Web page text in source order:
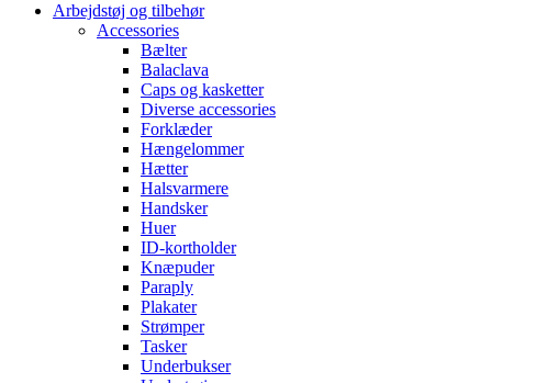
Arbejdstøj og tilbehør
Accessories
Bælter
Balaclava
Caps og kasketter
Diverse accessories
Forklæder
Hængelommer
Hætter
Halsvarmere
Handsker
Huer
ID-kortholder
Knæpuder
Paraply
Plakater
Strømper
Tasker
Underbukser